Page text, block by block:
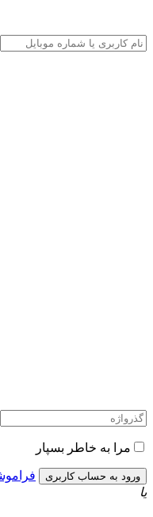
مرا به خاطر بسپار
یا